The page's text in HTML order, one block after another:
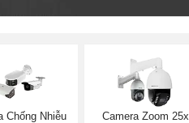
Chống Nhiễu
Camera Zoom 25x